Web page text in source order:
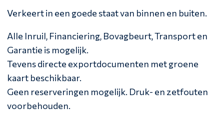
Verkeert in een goede staat van binnen en buiten.
Alle Inruil, Financiering, Bovagbeurt, Transport en
Garantie is mogelijk.
Tevens directe exportdocumenten met groene
kaart beschikbaar.
Geen reserveringen mogelijk. Druk- en zetfouten
voorbehouden.